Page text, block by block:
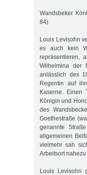
Wandsbeker
84)
Louis Levisohn
es auch kein
repräsentieren,
Wilhelmina der
anlässlich des
Regentin auf
Kaserne. Einen
Königin und
des
Goethestraße
genannte
allgemeinen
vielmehr sah
Arbeitsort
Louis Levisohn